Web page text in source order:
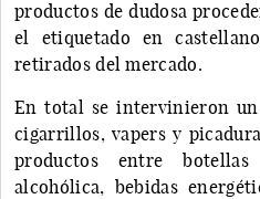
productos de dudosa
el etiquetado en
retirados del mercado.
En total se intervinieron un
cigarrillos, vapers y
productos entre
alcohólica, bebidas